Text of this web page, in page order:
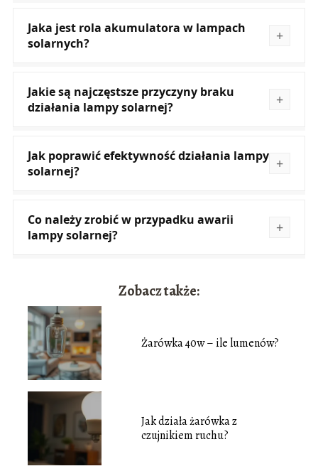
Jaka jest rola akumulatora w lampach
solarnych?
Jakie są najczęstsze przyczyny braku
działania lampy solarnej?
Jak poprawić efektywność działania lampy
solarnej?
Co należy zrobić w przypadku awarii
lampy solarnej?
Zobacz także:
Żarówka 40w – ile lumenów?
Jak działa żarówka z
czujnikiem ruchu?